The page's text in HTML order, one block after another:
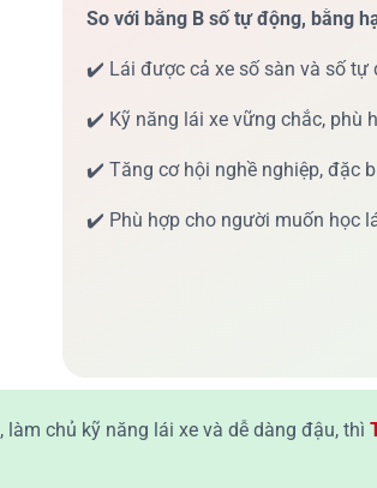
So với bằng B số tự động, bằng
✔️ Lái được cả xe số sàn và số tự
✔️ Kỹ năng lái xe vững chắc, phù
✔️ Tăng cơ hội nghề nghiệp, đặc
✔️ Phù hợp cho người muốn học
, làm chủ kỹ năng lái xe và dễ dàng đậu, thì